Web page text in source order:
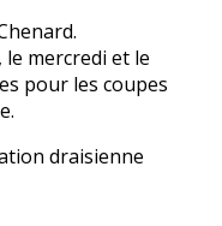
mercredi et le
pour les coupes
draisienne